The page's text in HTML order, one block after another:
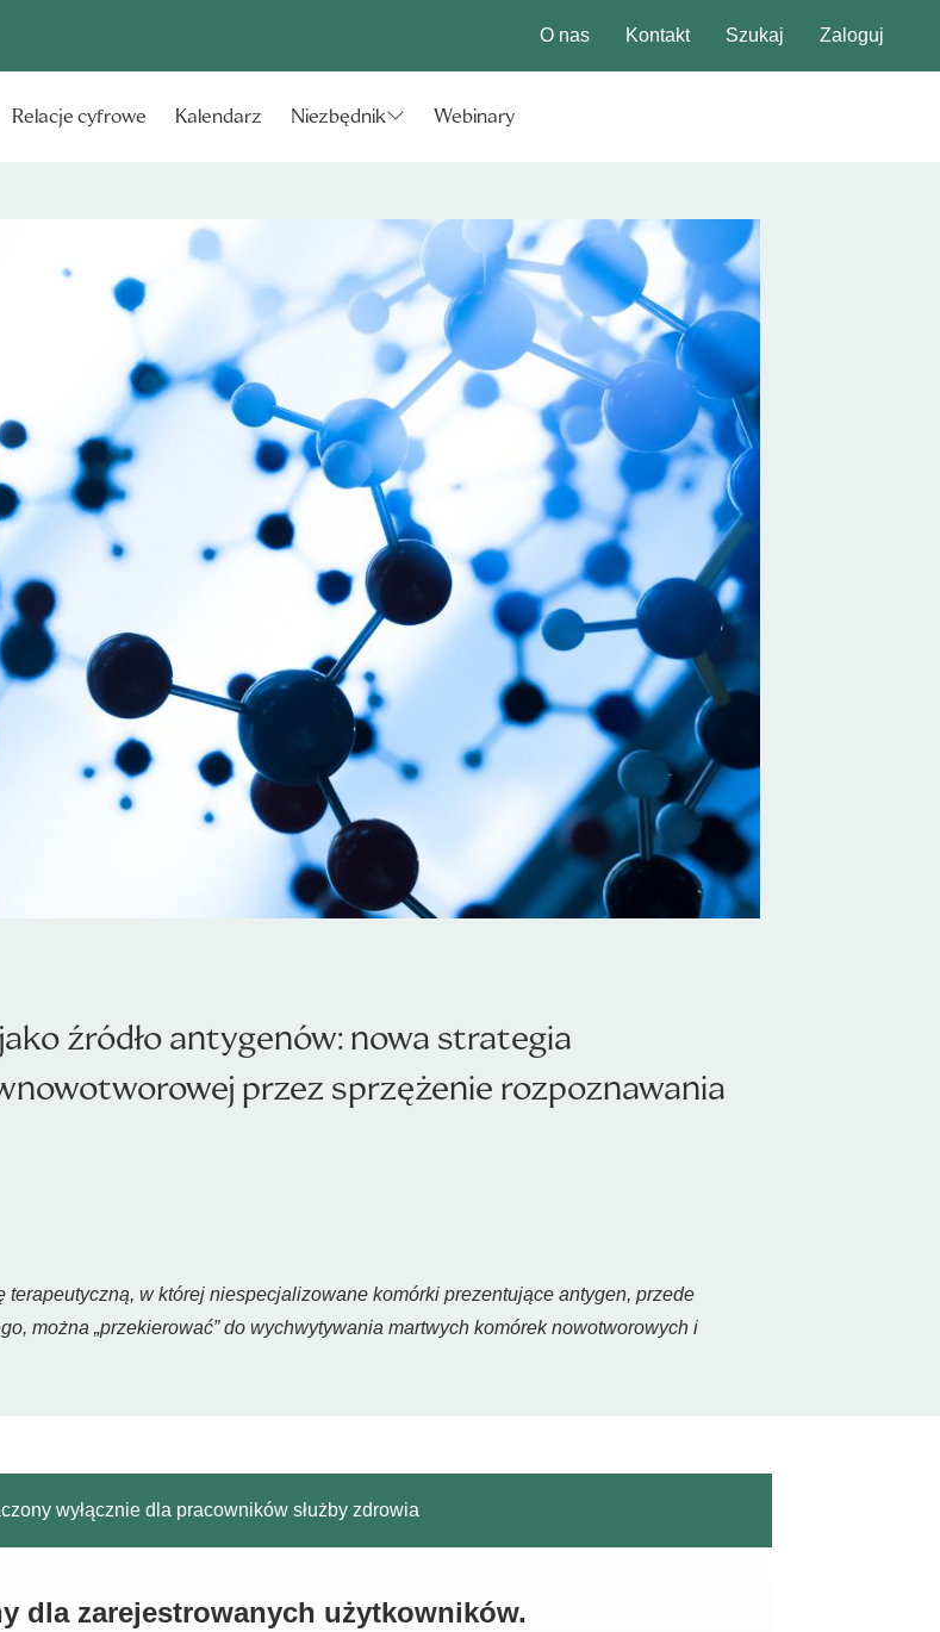
O nas Kontakt Szukaj Zaloguj
Relacje cyfrowe Kalendarz Niezbędnik Webinary
źródło antygenów: nowa strategia
przez sprzężenie rozpoznawania
w której niespecjalizowane komórki prezentujące antygen, przede
można „przekierować” do wychwytywania martwych komórek nowotworowych i
wyłącznie dla pracowników służby zdrowia
dla zarejestrowanych użytkowników.